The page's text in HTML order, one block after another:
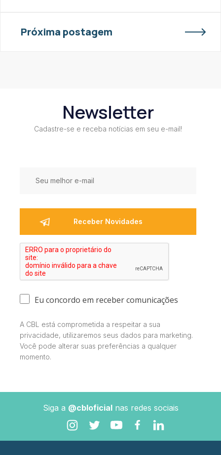
Próxima postagem
Newsletter
Cadastre-se e receba notícias em seu e-mail!
Eu concordo em receber comunicações
A CBL está comprometida a respeitar a sua
privacidade, utilizaremos seus dados para marketing.
Você pode alterar suas preferências a qualquer
momento.
Siga a @cbloficialnas redes sociais